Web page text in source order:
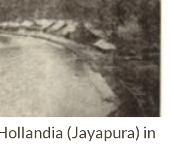
(Jayapura) in